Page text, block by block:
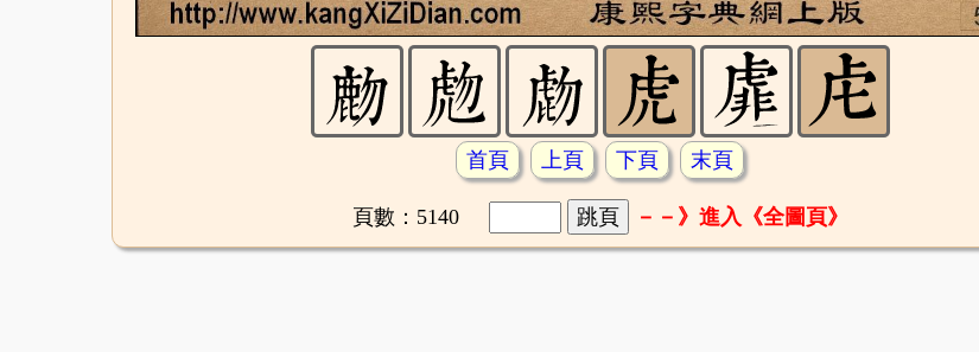
首頁 上頁 下頁 末頁
頁數：5140 －－》進入《全圖頁》